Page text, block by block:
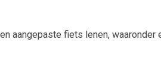
aangepaste fiets lenen, waaronder